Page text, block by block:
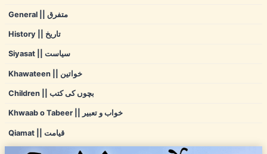
General || متفرق
History || تاریخ
Siyasat || سیاست
Khawateen || خواتین
Children || بچوں کی کتب
Khwaab o Tabeer || خواب و تعبیر
Qiamat || قیامت